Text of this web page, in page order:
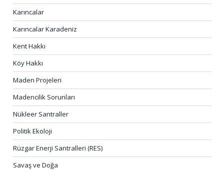
Karıncalar
Karıncalar Karadeniz
Kent Hakkı
Köy Hakkı
Maden Projeleri
Madencilik Sorunları
Nükleer Santraller
Politik Ekoloji
Rüzgar Enerji Santralleri (RES)
Savaş ve Doğa